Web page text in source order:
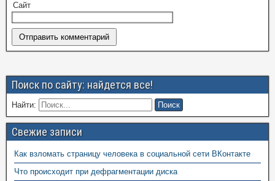
Сайт
Поиск по сайту: найдется все!
Найти:
Свежие записи
Как взломать страницу человека в социальной сети ВКонтакте
Что происходит при дефрагментации диска